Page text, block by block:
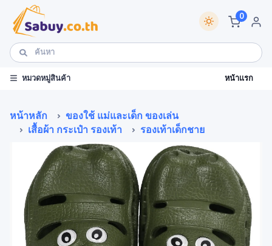
0
หมวดหมู่สินค้า หน้าแรก
หน้าหลัก
ของใช้ แม่และเด็ก ของเล่น
เสื้อผ้า กระเป๋า รองเท้า
รองเท้าเด็กชาย